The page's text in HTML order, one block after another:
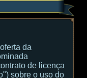
da
de licença
sobre o uso do